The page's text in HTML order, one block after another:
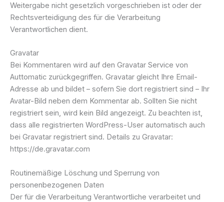
Weitergabe nicht gesetzlich vorgeschrieben ist oder der
Rechtsverteidigung des für die Verarbeitung
Verantwortlichen dient.
Gravatar
Bei Kommentaren wird auf den Gravatar Service von
Auttomatic zurückgegriffen. Gravatar gleicht Ihre Email-
Adresse ab und bildet – sofern Sie dort registriert sind – Ihr
Avatar-Bild neben dem Kommentar ab. Sollten Sie nicht
registriert sein, wird kein Bild angezeigt. Zu beachten ist,
dass alle registrierten WordPress-User automatisch auch
bei Gravatar registriert sind. Details zu Gravatar:
https://de.gravatar.com
Routinemäßige Löschung und Sperrung von
personenbezogenen Daten
Der für die Verarbeitung Verantwortliche verarbeitet und